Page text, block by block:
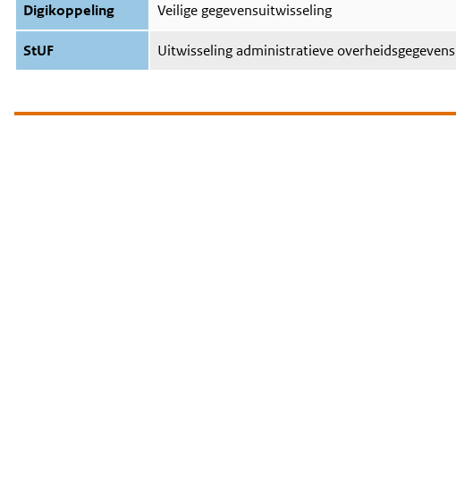
Digikoppeling Veilige gegevensuitwisseling
StUF Uitwisseling administratieve overheidsgegevens